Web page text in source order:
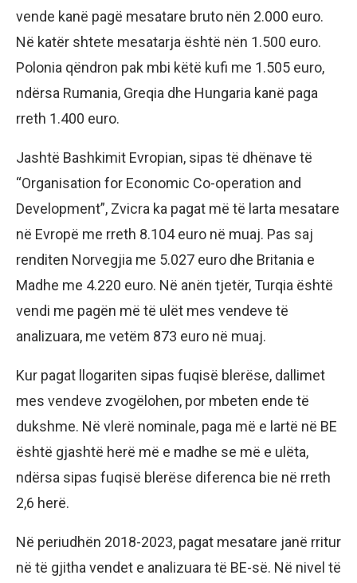
vende kanë pagë mesatare bruto nën 2.000 euro.
Në katër shtete mesatarja është nën 1.500 euro.
Polonia qëndron pak mbi këtë kufi me 1.505 euro,
ndërsa Rumania, Greqia dhe Hungaria kanë paga
rreth 1.400 euro.
Jashtë Bashkimit Evropian, sipas të dhënave të
“Organisation for Economic Co-operation and
Development”, Zvicra ka pagat më të larta mesatare
në Evropë me rreth 8.104 euro në muaj. Pas saj
renditen Norvegjia me 5.027 euro dhe Britania e
Madhe me 4.220 euro. Në anën tjetër, Turqia është
vendi me pagën më të ulët mes vendeve të
analizuara, me vetëm 873 euro në muaj.
Kur pagat llogariten sipas fuqisë blerëse, dallimet
mes vendeve zvogëlohen, por mbeten ende të
dukshme. Në vlerë nominale, paga më e lartë në BE
është gjashtë herë më e madhe se më e ulëta,
ndërsa sipas fuqisë blerëse diferenca bie në rreth
2,6 herë.
Në periudhën 2018-2023, pagat mesatare janë rritur
në të gjitha vendet e analizuara të BE-së. Në nivel të